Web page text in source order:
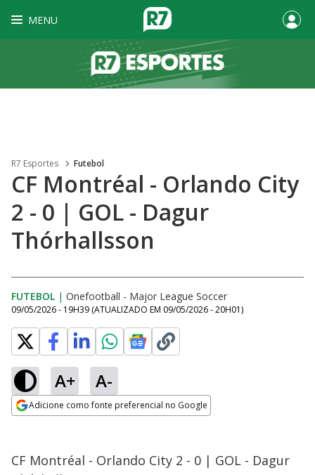
MENU
R7 Esportes Futebol
CF Montréal - Orlando City
2 - 0 | GOL - Dagur
Thórhallsson
FUTEBOL | Onefootball - Major League Soccer
09/05/2026 - 19H39 (ATUALIZADO EM 09/05/2026 - 20H01)
A+ A-
Adicione como fonte preferencial no Google
CF Montréal - Orlando City 2 - 0 | GOL - Dagur